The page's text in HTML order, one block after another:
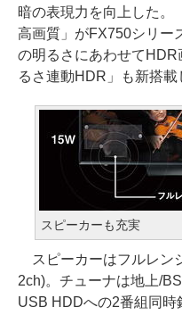
暗の表現力を向上した。
高画質」がFX750シリー
の明るさにあわせて
るさ連動HDR」も新搭載
スピーカーも充実
スピーカーはフルレン
2ch)。チューナは地上/
USB HDDへの2番組同